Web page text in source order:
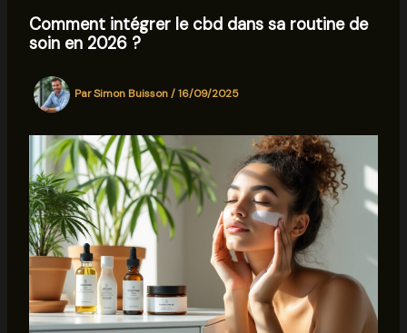
Comment intégrer le cbd dans sa routine de
soin en 2026 ?
ParSimon Buisson/16/09/2025